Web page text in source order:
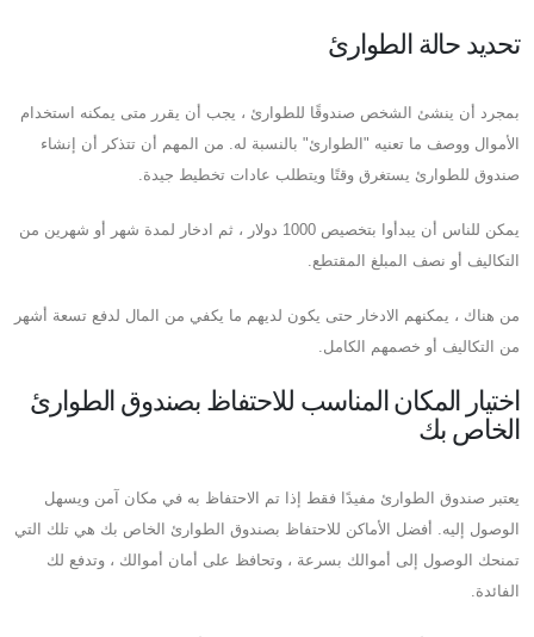
تحديد حالة الطوارئ
بمجرد أن ينشئ الشخص صندوقًا للطوارئ ، يجب أن يقرر متى يمكنه استخدام
الأموال ووصف ما تعنيه "الطوارئ" بالنسبة له. من المهم أن تتذكر أن إنشاء
صندوق للطوارئ يستغرق وقتًا ويتطلب عادات تخطيط جيدة.
يمكن للناس أن يبدأوا بتخصيص 1000 دولار ، ثم ادخار لمدة شهر أو شهرين من
التكاليف أو نصف المبلغ المقتطع.
من هناك ، يمكنهم الادخار حتى يكون لديهم ما يكفي من المال لدفع تسعة أشهر
من التكاليف أو خصمهم الكامل.
اختيار المكان المناسب للاحتفاظ بصندوق الطوارئ
الخاص بك
يعتبر صندوق الطوارئ مفيدًا فقط إذا تم الاحتفاظ به في مكان آمن ويسهل
الوصول إليه. أفضل الأماكن للاحتفاظ بصندوق الطوارئ الخاص بك هي تلك التي
تمنحك الوصول إلى أموالك بسرعة ، وتحافظ على أمان أموالك ، وتدفع لك
الفائدة.